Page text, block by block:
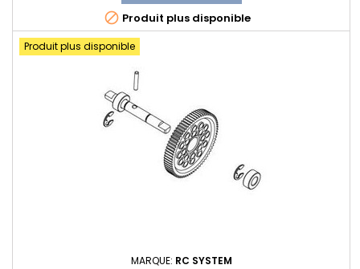
 Produit plus disponible
Produit plus disponible
MARQUE: RC SYSTEM